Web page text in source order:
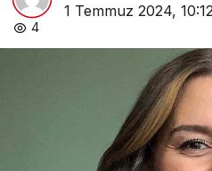
1 Temmuz 2024, 10:12
4